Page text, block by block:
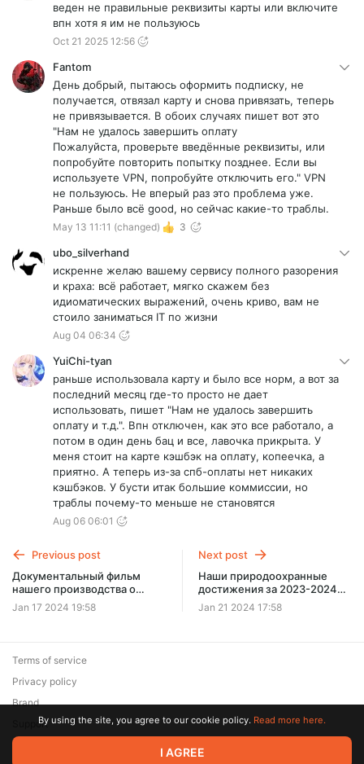
веден не правильные реквизиты карты или включите
впн хотя я им не пользуюсь
Oct 21 2025 12:56
Fantom
День добрый, пытаюсь оформить подписку, не
получается, отвязал карту и снова привязать, теперь
не привязывается. В обоих случаях пишет вот это
"Нам не удалось завершить оплату
Пожалуйста, проверьте введённые реквизиты, или
попробуйте повторить попытку позднее. Если вы
используете VPN, попробуйте отключить его." VPN
не пользуюсь. Не вперый раз это проблема уже.
Раньше было всё good, но сейчас какие-то траблы.
May 13 11:11 (changed) 3
ubo_silverhand
искренне желаю вашему сервису полного разорения
и краха: всё работает, мягко скажем без
идиоматических выражений, очень криво, вам не
стоило заниматься IT по жизни
Aug 04 06:34
YuiChi-tyan
раньше использовала карту и было все норм, а вот за
последний месяц где-то просто не дает
использовать, пишет "Нам не удалось завершить
оплату и т.д.". Впн отключен, как это все работало, а
потом в один день бац и все, лавочка прикрыта. У
меня стоит на карте кэшбэк на оплату, копеечка, а
приятно. А теперь из-за спб-оплаты нет никаких
кэшбэков. У бусти итак большие коммиссии, но
траблы почему-то меньше не становятся
Aug 06 06:01
Previous post
Документальный фильм
нашего производства о
дельфинах Черного моря и
их проблемах.
Jan 17 2024 19:58
Next post
Наши природоохранные
достижения за 2023-2024
годы"
Jan 21 2024 17:58
© 2026 Zaya Solutions Limited. All rights reserved. All trademarks
Terms of service
Privacy policy
Brand
SupportBy using the site, you agree to our cookie policy. Read more here.
I AGREE